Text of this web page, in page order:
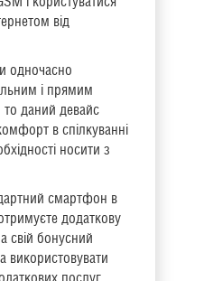
від
одночасно
і прямим
даний девайс
в спілкуванні
носити з
смартфон в
додаткову
свій бонусний
використовувати